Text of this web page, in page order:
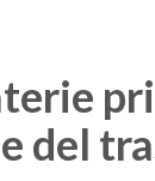
del